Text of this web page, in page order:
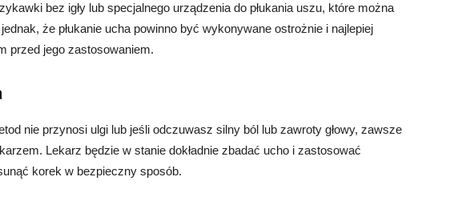
bez igły lub specjalnego urządzenia do płukania uszu, które można
że płukanie ucha powinno być wykonywane ostrożnie i najlepiej
przed jego zastosowaniem.
nie przynosi ulgi lub jeśli odczuwasz silny ból lub zawroty głowy, zawsze
Lekarz będzie w stanie dokładnie zbadać ucho i zastosować
korek w bezpieczny sposób.